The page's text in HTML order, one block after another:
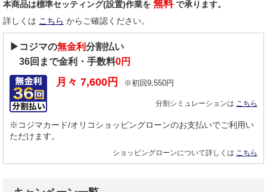
本商品は標準セッティング(設置)作業を 無料で承ります。
詳しくは こちら からご確認ください。
▶コジマの無金利分割払い
36回まで金利・手数料0円
月々 7,600 円 ※初回9,550円
分割シミュレーションは こちら
※コジマカード/オリコショッピングローンのお支払いでご利用い
ただけます。
ショッピングローンについて詳しくは こちら